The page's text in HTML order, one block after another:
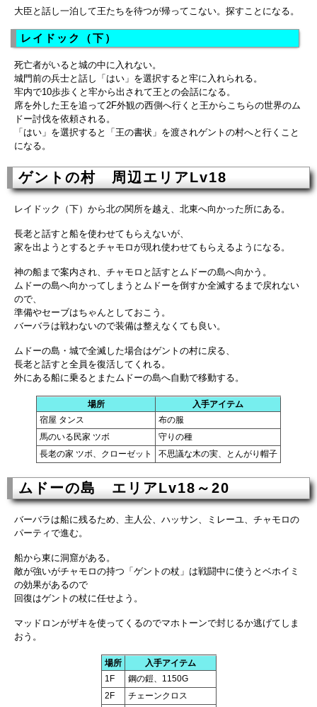
大臣と話し一泊して王たちを待つが帰ってこない。探すことになる。
レイドック（下）
死亡者がいると城の中に入れない。
城門前の兵士と話し「はい」を選択すると牢に入れられる。
牢内で10歩歩くと牢から出されて王との会話になる。
席を外した王を追って2F外観の西側へ行くと王からこちらの世界のム
ドー討伐を依頼される。
「はい」を選択すると「王の書状」を渡されゲントの村へと行くこと
になる。
ゲントの村 周辺エリアLv18
レイドック（下）から北の関所を越え、北東へ向かった所にある。
長老と話すと船を使わせてもらえないが、
家を出ようとするとチャモロが現れ使わせてもらえるようになる。
神の船まで案内され、チャモロと話すとムドーの島へ向かう。
ムドーの島へ向かってしまうとムドーを倒すか全滅するまで戻れない
ので、
準備やセーブはちゃんとしておこう。
バーバラは戦わないので装備は整えなくても良い。
ムドーの島・城で全滅した場合はゲントの村に戻る、
長老と話すと全員を復活してくれる。
外にある船に乗るとまたムドーの島へ自動で移動する。
場所
入手アイテム
宿屋 タンス
布の服
馬のいる民家 ツボ
守りの種
長老の家 ツボ、クローゼット
不思議な木の実、とんがり帽子
ムドーの島 エリアLv18～20
バーバラは船に残るため、主人公、ハッサン、ミレーユ、チャモロの
パーティで進む。
船から東に洞窟がある。
敵が強いがチャモロの持つ「ゲントの杖」は戦闘中に使うとベホイミ
の効果があるので
回復はゲントの杖に任せよう。
マッドロンがザキを使ってくるのでマホトーンで封じるか逃げてしま
おう。
場所
入手アイテム
1F
鋼の鎧、1150G
2F
チェーンクロス